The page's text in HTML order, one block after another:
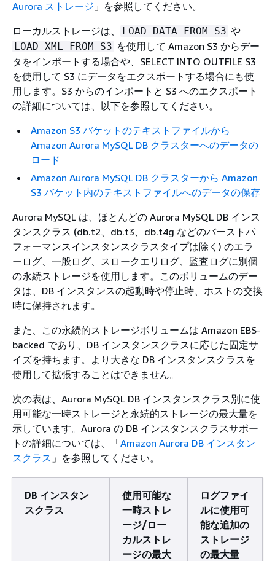
Aurora ストレージ 」を参照してください。
ローカルストレージは、
LOAD DATA FROM S3 や
LOAD XML FROM S3 を使用して Amazon S3 からデー
タをインポートする場合や、SELECT INTO OUTFILE S3
を使用して S3 にデータをエクスポートする場合にも使
用します。S3 からのインポートと S3 へのエクスポート
の詳細については、以下を参照してください。
Amazon S3 バケットのテキストファイルから
Amazon Aurora MySQL DB クラスターへのデータの
ロード
Amazon Aurora MySQL DB クラスターから Amazon
S3 バケット内のテキストファイルへのデータの保存
Aurora MySQL は、ほとんどの Aurora MySQL DB インス
タンスクラス (db.t2、db.t3、db.t4g などのバーストパ
フォーマンスインスタンスクラスタイプは除く) のエラ
ーログ、一般ログ、スロークエリログ、監査ログに別個
の永続ストレージを使用します。このボリュームのデー
タは、DB インスタンスの起動時や停止時、ホストの交換
時に保持されます。
また、この永続的ストレージボリュームは Amazon EBS-
backed であり、DB インスタンスクラスに応じた固定サ
イズを持ちます。より大きな DB インスタンスクラスを
使用して拡張することはできません。
次の表は、Aurora MySQL DB インスタンスクラス別に使
用可能な一時ストレージと永続的ストレージの最大量を
示しています。Aurora の DB インスタンスクラスサポー
トの詳細については、「Amazon Aurora DB インスタン
スクラス 」を参照してください。
DB インスタン
スクラス
使用可能な
一時ストレ
ージ/ロー
カルストレ
ージの最大
ログファイ
ルに使用可
能な追加の
ストレージ
の最大量